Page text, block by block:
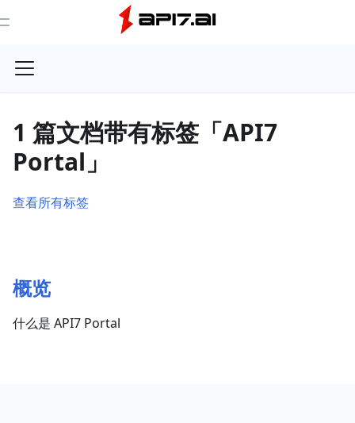
Toggle Menu
1 篇文档带有标签「API7
Portal」
查看所有标签
概览
什么是 API7 Portal